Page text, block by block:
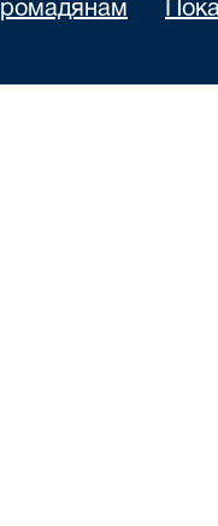
Громадянам